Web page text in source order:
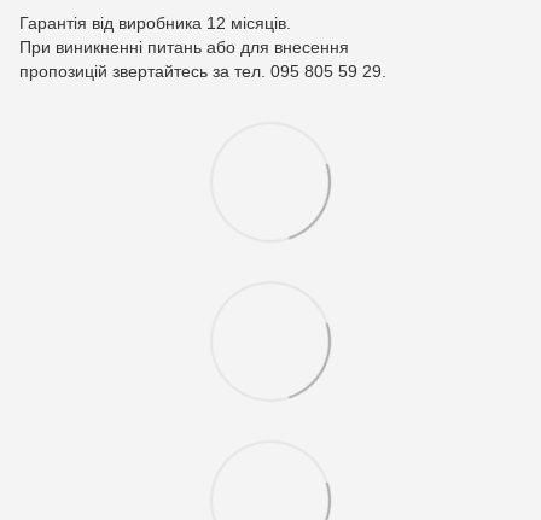
Гарантія від виробника 12 місяців.
При виникненні питань або для внесення
пропозицій звертайтесь за тел. 095 805 59 29.